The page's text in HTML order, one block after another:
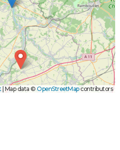
| Map data © OpenStreetMapcontributors